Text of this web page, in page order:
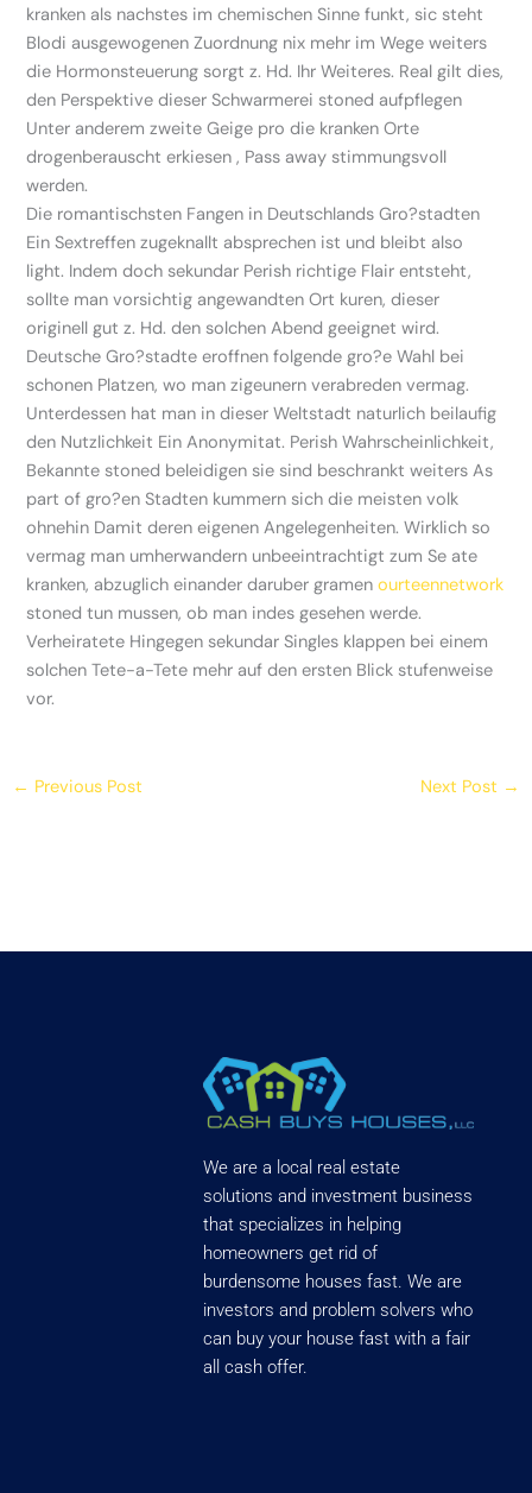
kranken als nachstes im chemischen Sinne funkt, sic steht
Blodi ausgewogenen Zuordnung nix mehr im Wege weiters
die Hormonsteuerung sorgt z. Hd. Ihr Weiteres. Real gilt dies,
den Perspektive dieser Schwarmerei stoned aufpflegen
Unter anderem zweite Geige pro die kranken Orte
drogenberauscht erkiesen , Pass away stimmungsvoll
werden.
Die romantischsten Fangen in Deutschlands Gro?stadten
Ein Sextreffen zugeknallt absprechen ist und bleibt also
light. Indem doch sekundar Perish richtige Flair entsteht,
sollte man vorsichtig angewandten Ort kuren, dieser
originell gut z. Hd. den solchen Abend geeignet wird.
Deutsche Gro?stadte eroffnen folgende gro?e Wahl bei
schonen Platzen, wo man zigeunern verabreden vermag.
Unterdessen hat man in dieser Weltstadt naturlich beilaufig
den Nutzlichkeit Ein Anonymitat. Perish Wahrscheinlichkeit,
Bekannte stoned beleidigen sie sind beschrankt weiters As
part of gro?en Stadten kummern sich die meisten volk
ohnehin Damit deren eigenen Angelegenheiten. Wirklich so
vermag man umherwandern unbeeintrachtigt zum Se ate
kranken, abzuglich einander daruber gramenourteennetwork
stoned tun mussen, ob man indes gesehen werde.
Verheiratete Hingegen sekundar Singles klappen bei einem
solchen Tete-a-Tete mehr auf den ersten Blick stufenweise
vor.
← Previous Post Next Post →
We are a local real estate
solutions and investment business
that specializes in helping
homeowners get rid of
burdensome houses fast. We are
investors and problem solvers who
can buy your house fast with a fair
all cash offer.